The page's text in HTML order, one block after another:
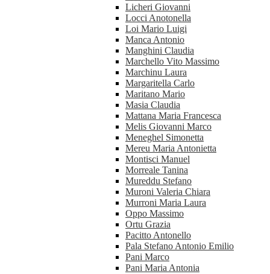
Licheri Giovanni
Locci Anotonella
Loi Mario Luigi
Manca Antonio
Manghini Claudia
Marchello Vito Massimo
Marchinu Laura
Margaritella Carlo
Maritano Mario
Masia Claudia
Mattana Maria Francesca
Melis Giovanni Marco
Meneghel Simonetta
Mereu Maria Antonietta
Montisci Manuel
Morreale Tanina
Mureddu Stefano
Muroni Valeria Chiara
Murroni Maria Laura
Oppo Massimo
Ortu Grazia
Pacitto Antonello
Pala Stefano Antonio Emilio
Pani Marco
Pani Maria Antonia